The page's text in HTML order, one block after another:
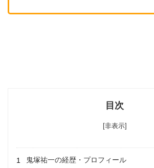
目次
[非表示]
鬼塚祐一の経歴・プロフィール